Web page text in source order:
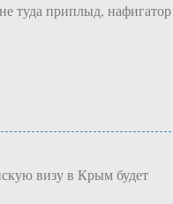
туда приплыд, нафигатор
визу в Крым будет